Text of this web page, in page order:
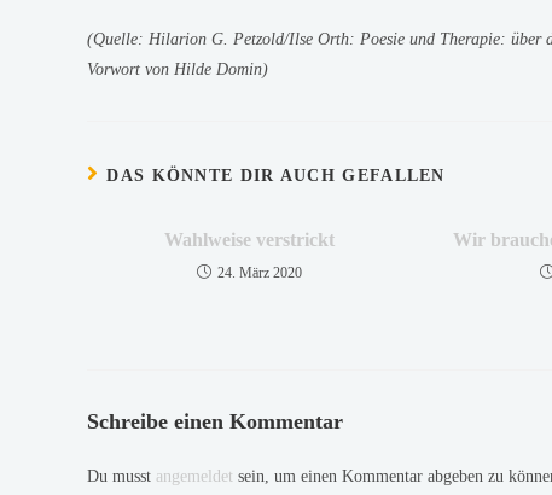
(Quelle: Hilarion G. Petzold/Ilse Orth: Poesie und Therapie: über
Vorwort von Hilde Domin)
DAS KÖNNTE DIR AUCH GEFALLEN
Wahlweise verstrickt
24. März 2020
Wir
Schreibe einen Kommentar
Du musst angemeldet sein, um einen Kommentar abgeben zu